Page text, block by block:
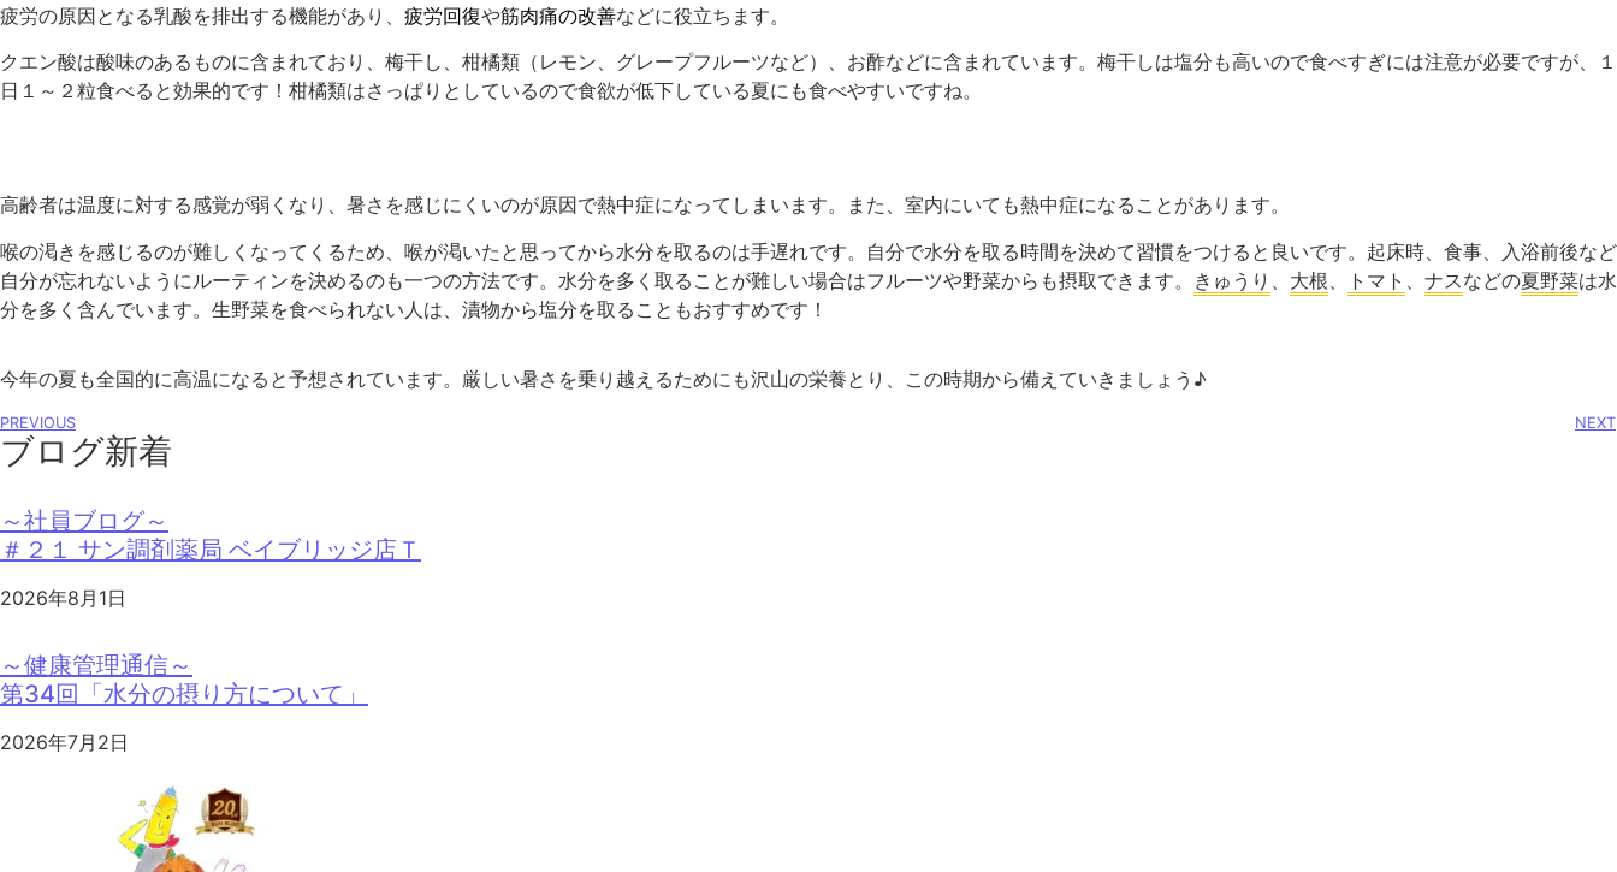
疲労の原因となる乳酸を排出する機能があり、 疲労回復や筋肉痛の改善などに役立ちます。
クエン酸は酸味のあるものに含まれており、梅干し、柑橘類（レモン、グレープフルーツなど）、お酢などに含まれています。梅干しは塩分も高いので食べすぎには注意が必要ですが、１
日１～２粒食べると効果的です！柑橘類はさっぱりとしているので食欲が低下している夏にも食べやすいですね。
高齢者は温度に対する感覚が弱くなり、暑さを感じにくいのが原因で熱中症になってしまいます。また、室内にいても熱中症になることがあります。
喉の渇きを感じるのが難しくなってくるため、喉が渇いたと思ってから水分を取るのは手遅れです。自分で水分を取る時間を決めて習慣をつけると良いです。起床時、食事、入浴前後など
自分が忘れないようにルーティンを決めるのも一つの方法です。水分を多く取ることが難しい場合はフルーツや野菜からも摂取できます。 きゅうり 大根 トマト ナスなどの夏野菜は水
分を多く含んでいます。生野菜を食べられない人は、漬物から塩分を取ることもおすすめです！
今年の夏も全国的に高温になると予想されています。厳しい暑さを乗り越えるためにも沢山の栄養とり、この時期から備えていきましょう♪
PREVIOUS NEXT
ブログ新着
～社員ブログ～
＃２１ サン調剤薬局 ベイブリッジ店Ｔ
2026年8月1日
～健康管理通信～
第34回「水分の摂り方について」
2026年7月2日